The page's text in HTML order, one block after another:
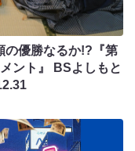
の優勝なるか!?『第
ント』 BSよしもと